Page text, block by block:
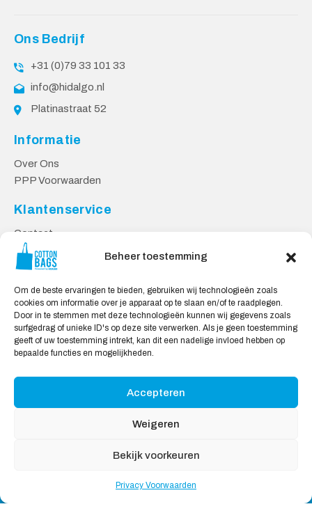
Beheer toestemming
Om de beste ervaringen te bieden, gebruiken wij technologieën zoals
cookies om informatie over je apparaat op te slaan en/of te raadplegen.
Door in te stemmen met deze technologieën kunnen wij gegevens zoals
surfgedrag of unieke ID's op deze site verwerken. Als je geen toestemming
geeft of uw toestemming intrekt, kan dit een nadelige invloed hebben op
bepaalde functies en mogelijkheden.
Accepteren
Weigeren
Bekijk voorkeuren
Privacy Voorwaarden
Ons Bedrijf
+31 (0)79 33 101 33
info@hidalgo.nl
Platinastraat 52
Informatie
Over Ons
PPP Voorwaarden
Klantenservice
Contact
Privacy Voorwaarden
Levering en Retourneren
Veilig Shoppen
Mijn account
Winkelwagen
Wij Accepteren:
Copyright © 2026Katoenendraagtassen
reserved